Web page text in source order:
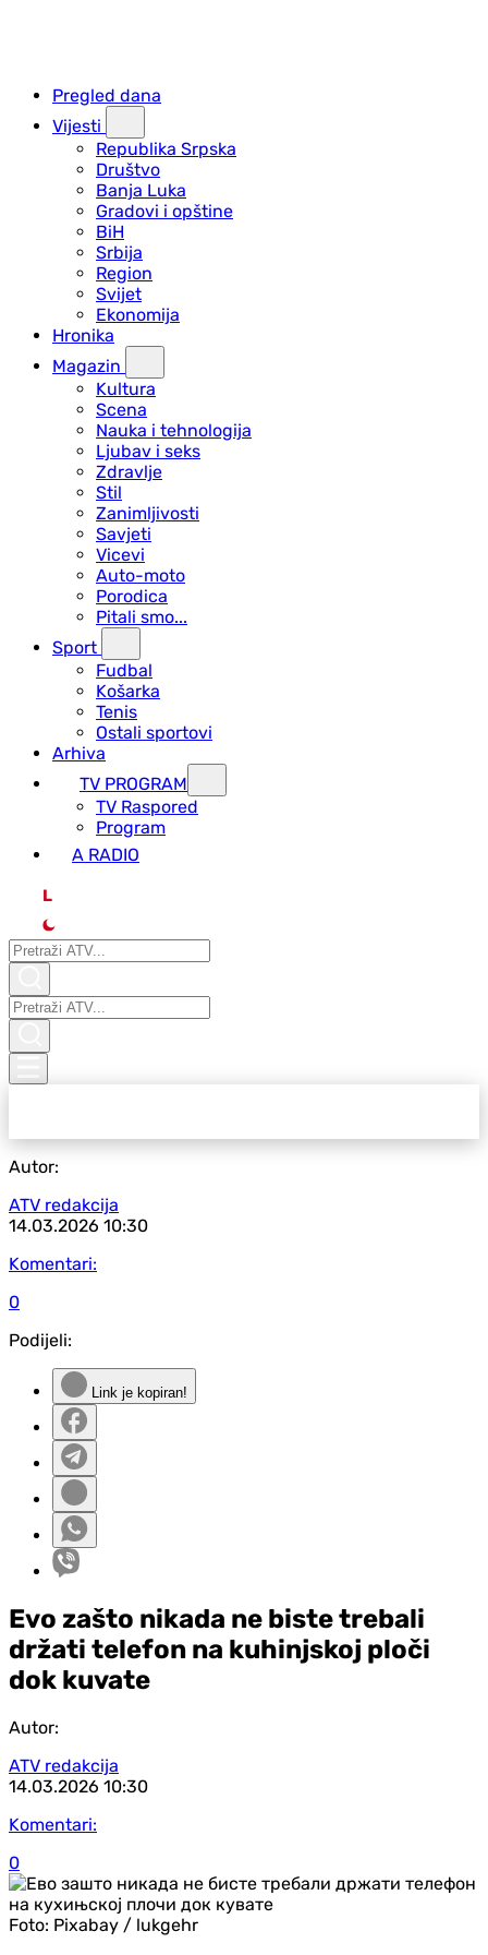
Pregled dana
Vijesti
Republika Srpska
Društvo
Banja Luka
Gradovi i opštine
BiH
Srbija
Region
Svijet
Ekonomija
Hronika
Magazin
Kultura
Scena
Nauka i tehnologija
Ljubav i seks
Zdravlje
Stil
Zanimljivosti
Savjeti
Vicevi
Auto-moto
Porodica
Pitali smo...
Sport
Fudbal
Košarka
Tenis
Ostali sportovi
Arhiva
TV PROGRAM
ТV Raspored
Program
A RADIO
L
Autor:
ATV redakcija
14.03.2026 10:30
Komentari:
0
Podijeli:
Link je kopiran!
Evo zašto nikada ne biste trebali
držati telefon na kuhinjskoj ploči
dok kuvate
Autor:
ATV redakcija
14.03.2026 10:30
Komentari:
0
Foto: Pixabay / lukgehr